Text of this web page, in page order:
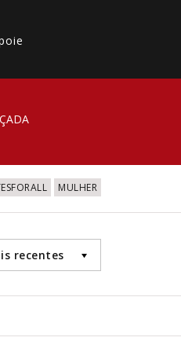
MULHER
recentes